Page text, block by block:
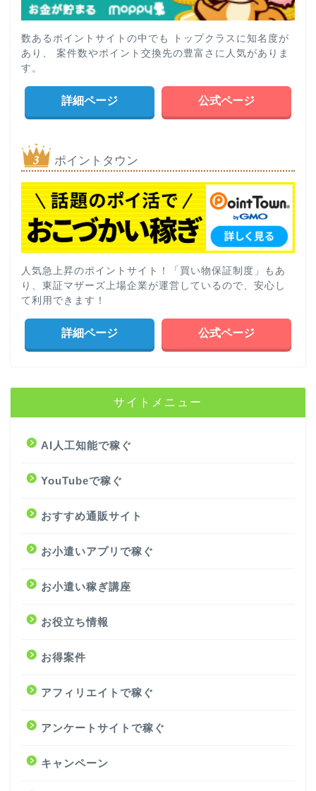
数あるポイントサイトの中でも トップクラスに知名度が
あり、 案件数やポイント交換先の豊富さに人気がありま
す。
詳細ページ 公式ページ
ポイントタウン
人気急上昇のポイントサイト！「買い物保証制度」もあ
り、東証マザーズ上場企業が運営しているので、安心し
て利用できます！
詳細ページ 公式ページ
サイトメニュー
AI人工知能で稼ぐ
YouTubeで稼ぐ
おすすめ通販サイト
お小遣いアプリで稼ぐ
お小遣い稼ぎ講座
お役立ち情報
お得案件
アフィリエイトで稼ぐ
アンケートサイトで稼ぐ
キャンペーン